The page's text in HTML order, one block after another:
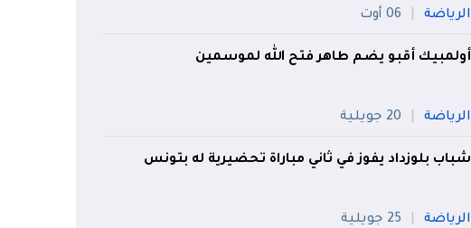
الرياضة 06 أوت
أولمبيك أقبو يضم طاهر فتح الله لموسمين
الرياضة 20 جويلية
شباب بلوزداد يفوز في ثاني مباراة تحضيرية له بتونس
الرياضة 25 جويلية